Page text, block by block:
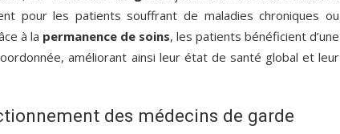
pour les patients souffrant de maladies chroniques ou
à la permanence de soins, les patients bénéficient d’une
améliorant ainsi leur état de santé global et leur
des médecins de garde